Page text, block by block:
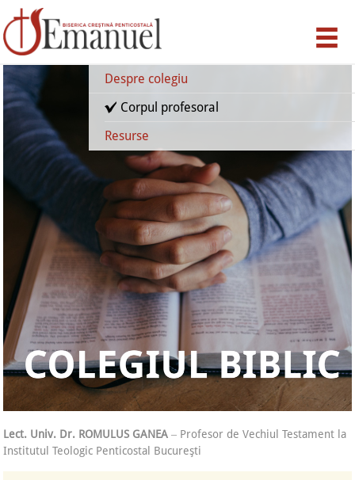
Despre colegiu
Corpul profesoral
Resurse
Lect. Univ. Dr. ROMULUS GANEA ‒ Profesor de Vechiul Testament la
Institutul Teologic Penticostal Bucureşti